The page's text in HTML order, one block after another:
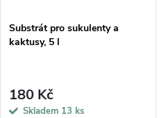
Substrát pro sukulenty a
kaktusy, 5 l
180 Kč
Skladem 13 ks